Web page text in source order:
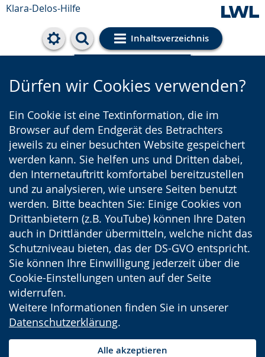
Klara-Delos-Hilfe
Inhaltsverzeichnis
Cookie-Einstellungen
Dürfen wir Cookies verwenden?
Ein Cookie ist eine Textinformation, die im
Browser auf dem Endgerät des Betrachters
jeweils zu einer besuchten Website gespeichert
werden kann. Sie helfen uns und Dritten dabei,
den Internetauftritt komfortabel bereitzustellen
und zu analysieren, wie unsere Seiten benutzt
werden. Bitte beachten Sie: Einige Cookies von
Drittanbietern (z.B. YouTube) können Ihre Daten
auch in Drittländer übermitteln, welche nicht das
Schutzniveau bieten, das der DS-GVO entspricht.
Sie können Ihre Einwilligung jederzeit über die
Cookie-Einstellungen unten auf der Seite
widerrufen.
Weitere Informationen finden Sie in unserer
Datenschutzerklärung.
Alle akzeptieren